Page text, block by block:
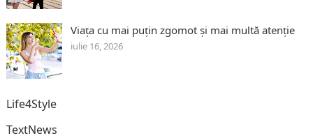
Viața cu mai puțin zgomot și mai multă atenție
iulie 16, 2026
Life4Style
TextNews